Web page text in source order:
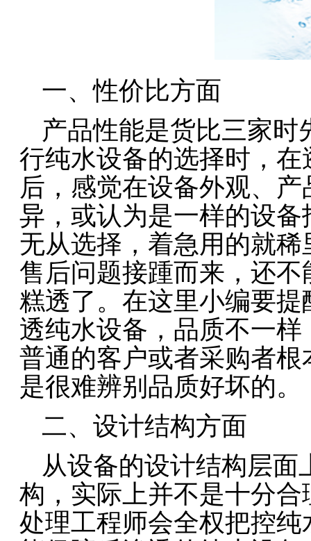
一、性价比方面
产品性能是货比三家
行纯水设备的选择时，
后，感觉在设备外观、
异，或认为是一样的设
无从选择，着急用的就
售后问题接踵而来，还
糕透了。在这里小编要
透纯水设备，品质不一
普通的客户或者采购者
是很难辨别品质好坏的。
二、设计结构方面
从设备的设计结构层
构，实际上并不是十分
处理工程师会全权把控